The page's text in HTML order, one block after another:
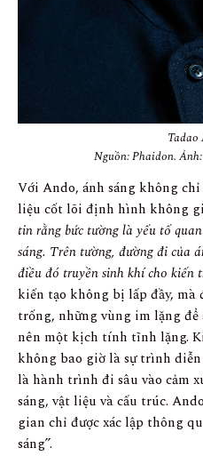
Tadao
Nguồn: Phaidon.
Với Ando, ánh sáng không
liệu cốt lõi định hình không
tin rằng bức tường là yếu tố
sáng. Trên tường, đường đi của
điều đó truyền sinh khí cho kiến
kiến tạo không bị lấp đầy,
trống, những vùng im lặng để
nên một kịch tính tĩnh lặng.
không bao giờ là sự trình
là hành trình đi sâu vào cảm
sáng, vật liệu và cấu trúc.
gian chỉ được xác lập thông
sáng”.